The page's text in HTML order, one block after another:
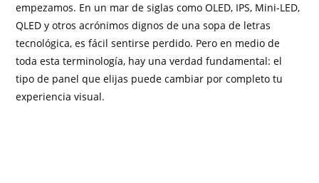
empezamos. En un mar de siglas como OLED, IPS, Mini-LED,
QLED y otros acrónimos dignos de una sopa de letras
tecnológica, es fácil sentirse perdido. Pero en medio de
toda esta terminología, hay una verdad fundamental: el
tipo de panel que elijas puede cambiar por completo tu
experiencia visual.